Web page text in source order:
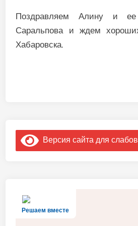
Поздравляем Алину и
Саральпова и ждем
Хабаровска.
Версия сайта для
Решаем вместе